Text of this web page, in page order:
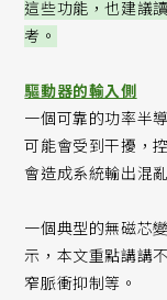
這些功能，也建議
考。
驅動器的輸入側
一個可靠的功率半
可能會受到干擾，
會造成系統輸出混
一個典型的無磁芯
示，本文重點講講
窄脈衝抑制等。